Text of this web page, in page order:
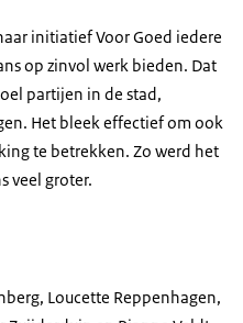
initiatief Voor Goed iedere
op zinvol werk bieden. Dat
partijen in de stad,
Het bleek effectief om ook
te betrekken. Zo werd het
veel groter.
Loucette Reppenhagen,